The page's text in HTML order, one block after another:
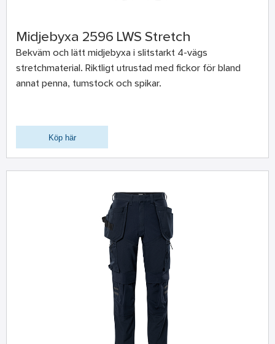
Midjebyxa 2596 LWS Stretch
Bekväm och lätt midjebyxa i slitstarkt 4-vägs
stretchmaterial. Riktligt utrustad med fickor för bland
annat penna, tumstock och spikar.
Köp här